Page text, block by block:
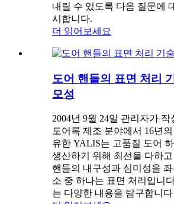
내릴 수 있도록 다음 질문에
시합니다.
더 읽어보세요
도어 핸들의 표면 처리
모성
2004년 9월 24일 관리자가 작
도어록 제조 분야에서 16년
유한 YALIS는 고품질 도어
생산하기 위해 최선을 다하
핸들의 내구성과 심미성을
소 중 하나는 표면 처리입니
는 다양한 내용을 탐구합니다